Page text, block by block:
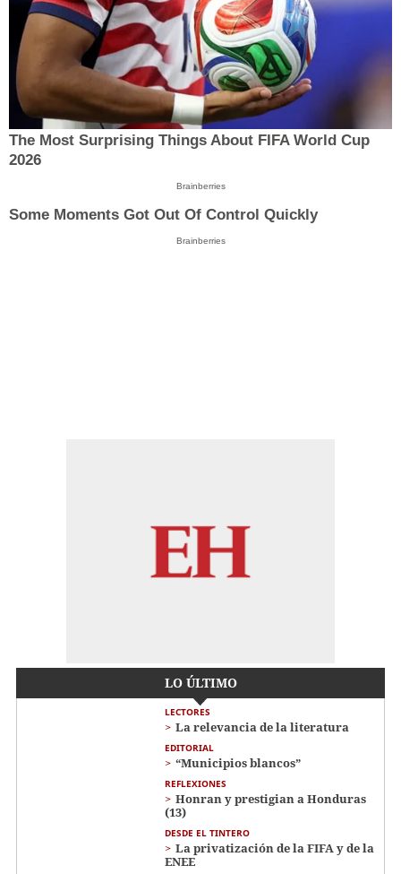
The Most Surprising Things About FIFA World Cup
2026
Brainberries
Some Moments Got Out Of Control Quickly
Brainberries
LO ÚLTIMO
LECTORES
La relevancia de la literatura
EDITORIAL
“Municipios blancos”
REFLEXIONES
Honran y prestigian a Honduras
(13)
DESDE EL TINTERO
La privatización de la FIFA y de la
ENEE